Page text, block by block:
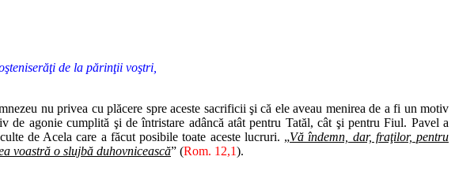
de la părinţii voştri,
nu privea cu plăcere spre aceste sacrificii şi că ele aveau menirea de a fi un motiv
agonie cumplită şi de întristare adâncă atât pentru Tatăl, cât şi pentru Fiul. Pavel a
de Acela care a făcut posibile toate aceste lucruri. „Vă îndemn, dar, fraţilor, pentru
voastră o slujbă duhovnicească” (Rom. 12,1).